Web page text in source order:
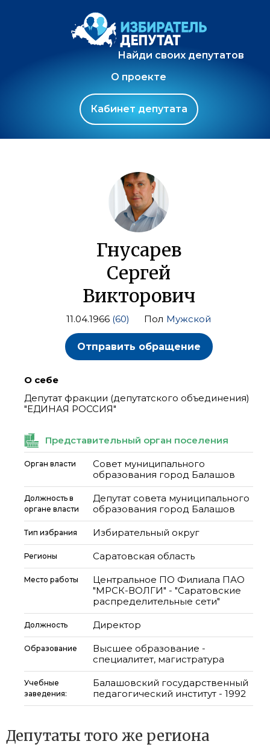
Найди своих депутатов
О проекте
Кабинет депутата
Гнусарев
Сергей
Викторович
11.04.1966 (60) Пол Мужской
Отправить обращение
О себе
Депутат фракции (депутатского объединения)
"ЕДИНАЯ РОССИЯ"
Представительный орган поселения
Орган власти
Совет муниципального
образования город Балашов
Должность в
органе власти
Депутат совета муниципального
образования город Балашов
Тип избрания Избирательный округ
Регионы Саратовская область
Место работы
Центральное ПО Филиала ПАО
"МРСК-ВОЛГИ" - "Саратовские
распределительные сети"
Должность Директор
Образование
Высшее образование -
специалитет, магистратура
Учебные
заведения:
Балашовский государственный
педагогический институт - 1992
Депутаты того же региона